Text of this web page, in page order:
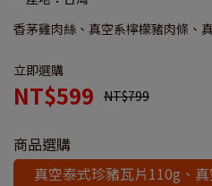
香茅雞肉絲、真空系檸檬豬肉條、
立即選購
NT$599 NT$799
商品選購
真空泰式珍豬瓦片110g、